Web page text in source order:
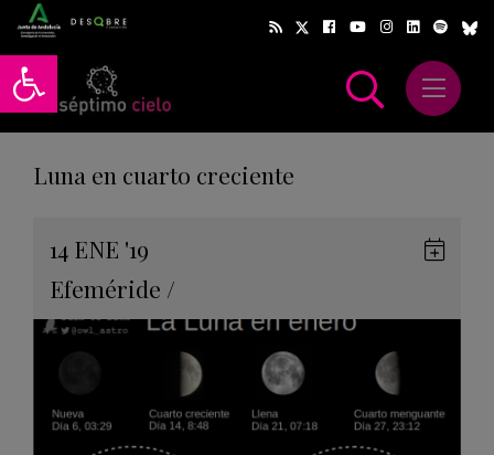
Abrir barra de herramientas
Abrir
Luna en cuarto creciente
14 ENE '19
Efeméride /